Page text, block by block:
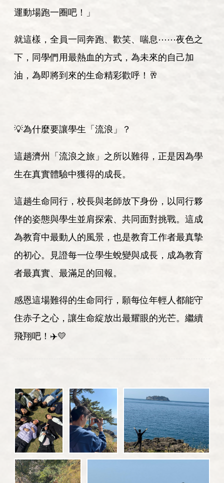
運動場跑一圈吧！」
就這樣，全員一同奔跑、歡笑、喘息⋯⋯夜色之
下，同學們用最熱血的方式，為未來的自己加
油，為即將到來的生命精彩歡呼！🥂
💡為什麼要讓學生「流浪」？
這趟濟州「流浪之旅」之所以難得，正是因為學
生在真實體驗中獲得的成長。
這趟生命同行，校長與老師放下身份，以同行夥
伴的姿態與學生並肩探索、共同面對挑戰。這成
為教育中最動人的風景，也是教育工作者最真摯
的初心。見證每一位學生蛻變與成長，成為教育
者最真實、最滿足的回報。
感恩這場難得的生命同行，願每位年輕人都能守
住赤子之心，讓生命綻放出最耀眼的光芒。繼續
飛翔吧！✈️💛